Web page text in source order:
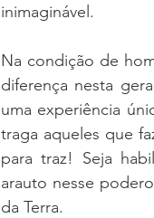
inimaginável.
Na condição de
diferença nesta
uma experiência
traga aqueles que
para traz! Seja
arauto nesse
da Terra.